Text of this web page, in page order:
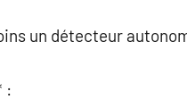
un détecteur
: